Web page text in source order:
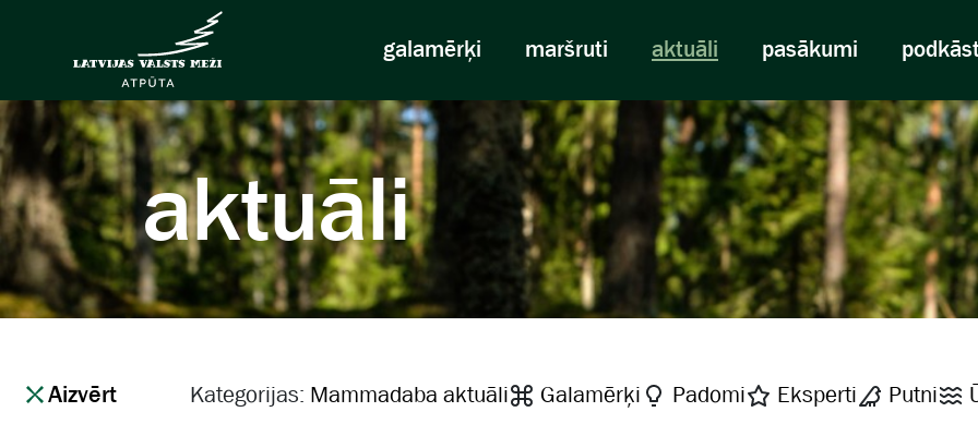
galamērķi maršruti aktuāli pasākumi
aktuāli
Aizvērt Kategorijas: Mammadaba aktuāli Galamērķi Padomi Eksperti Putni